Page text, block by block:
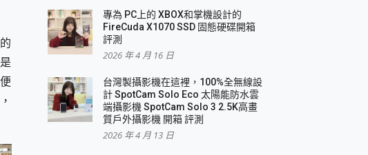
動電源 開箱 評測
的安全性與強大供電效能
薄商用智慧聯網螢幕 開箱 評測
樂全都要！
M3 3 in 1可攜摺疊無線充電器 開箱 評測
通話也很優質
座 開箱 評測
專為 PC上的 XBOX和掌機設計的
FireCuda X1070 SSD 固態硬碟開箱
評測
2026 年 4 月 16 日
台灣製攝影機在這裡，100%全無線設
計 SpotCam Solo Eco 太陽能防水雲
端攝影機 SpotCam Solo 3 2.5K高畫
質戶外攝影機 開箱 評測
2026 年 4 月 13 日